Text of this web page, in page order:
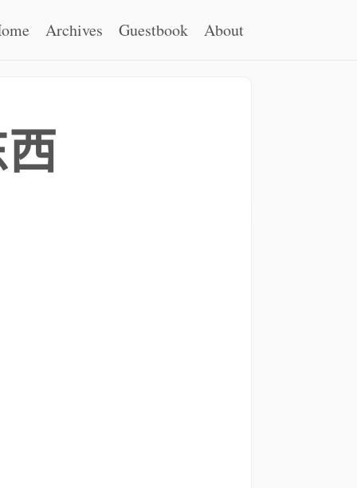
Archives Guestbook About